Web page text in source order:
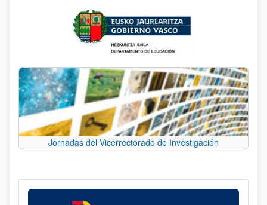
Jornadas del Vicerrectorado de Investigación